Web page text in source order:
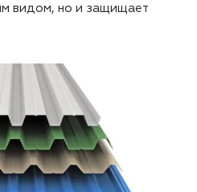
видом, но и защищает